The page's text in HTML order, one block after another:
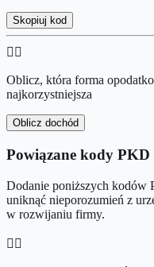
Skopiuj kod
👉🏻
Oblicz, która forma
najkorzystniejsza
Oblicz dochód
Powiązane kody PKD
Dodanie poniższych kodów
uniknąć nieporozumień z
w rozwijaniu firmy.
👉🏻